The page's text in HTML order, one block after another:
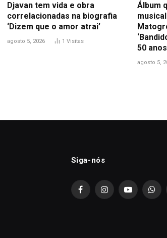
Djavan tem vida e obra
correlacionadas na biografia
‘Dizem que o amor atrai’
agosto 5, 2026 1 Visitas
Álbum
50 anos
agosto 5,
Siga-nós
FacebookInstagramYouTube